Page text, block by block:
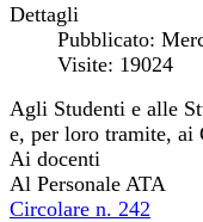
Dettagli
Pubblicato:
Visite: 19024
Agli Studenti e alle
e, per loro tramite, ai
Ai docenti
Al Personale ATA
Circolare n. 242